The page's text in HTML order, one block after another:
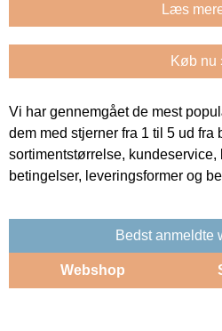
Læs
Køb nu
Vi har gennemgået de mest
dem med stjerner fra 1 til 5 ud fra
sortimentstørrelse, kundeservice,
betingelser, leveringsformer og
Bedst anmeldte
Webshop